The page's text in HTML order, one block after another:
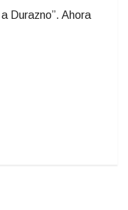
Durazno”. Ahora